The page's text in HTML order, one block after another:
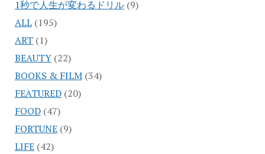
1秒で人生が変わるドリル(9)
ALL(195)
ART(1)
BEAUTY(22)
BOOKS & FILM(34)
FEATURED(20)
FOOD(47)
FORTUNE(9)
LIFE(42)